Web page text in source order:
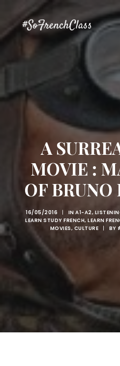
A
MOVIE :
OF
16/05/2016 | IN A1-A2,
LEARN STUDY FRENCH,LEARN
MOVIES, CULTURE | BY